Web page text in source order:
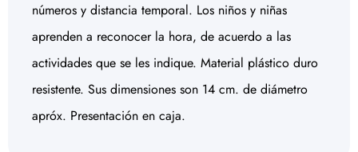
números y distancia temporal. Los niños y niñas
aprenden a reconocer la hora, de acuerdo a las
actividades que se les indique. Material plástico duro
resistente. Sus dimensiones son 14 cm. de diámetro
apróx. Presentación en caja.